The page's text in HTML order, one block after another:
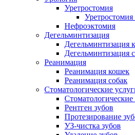
Уретростомия
Уретростомия
Нефроэктомия
Дегельминтизация
Дегельминтизация
Дегельминтизация
Реанимация
Реанимация кошек
Реанимация собак
Стоматологические
Рентген зубов
Протезирование
УЗ-чистка зубов